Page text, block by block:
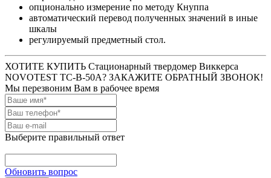
опционально измерение по методу Кнуппа
автоматический перевод полученных значений в иные
шкалы
регулируемый предметный стол.
ХОТИТЕ КУПИТЬ Стационарный твердомер Виккерса
NOVOTEST ТС-В-50А? ЗАКАЖИТЕ ОБРАТНЫЙ ЗВОНОК!
Мы перезвоним Вам в рабочее время
Выберите правильный ответ
Обновить вопрос